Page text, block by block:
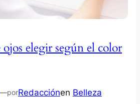
elegir según el color
porRedacciónen Belleza